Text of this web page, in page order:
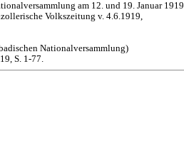
am 12. und 19. Januar 1919
Volkszeitung v. 4.6.1919,
Nationalversammlung)
S. 1-77.